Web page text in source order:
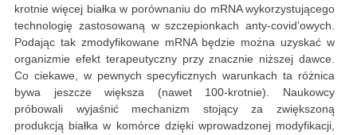
krotnie więcej białka w porównaniu do mRNA wykorzystującego
technologię zastosowaną w szczepionkach anty-covid’owych.
Podając tak zmodyfikowane mRNA będzie można uzyskać w
organizmie efekt terapeutyczny przy znacznie niższej dawce.
Co ciekawe, w pewnych specyficznych warunkach ta różnica
bywa jeszcze większa (nawet 100-krotnie). Naukowcy
próbowali wyjaśnić mechanizm stojący za zwiększoną
produkcją białka w komórce dzięki wprowadzonej modyfikacji,